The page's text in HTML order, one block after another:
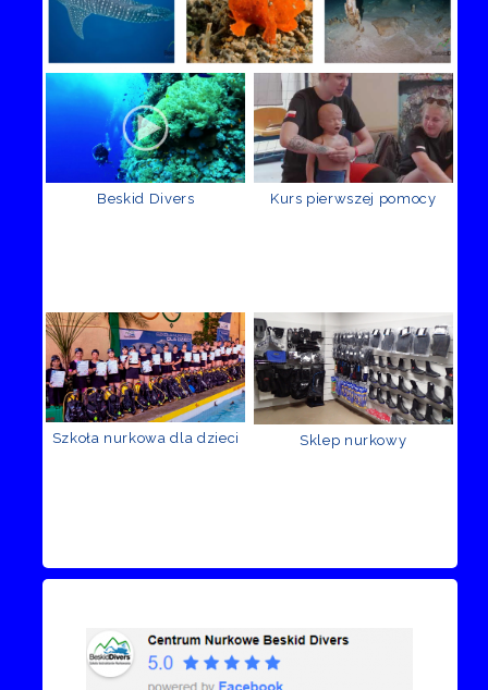
Beskid Divers Kurs pierwszej pomocy
Szkoła nurkowa dla dzieci Sklep nurkowy